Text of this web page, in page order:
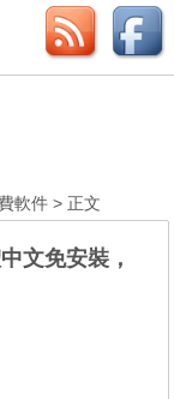
軟件 > 正文
文免安裝，